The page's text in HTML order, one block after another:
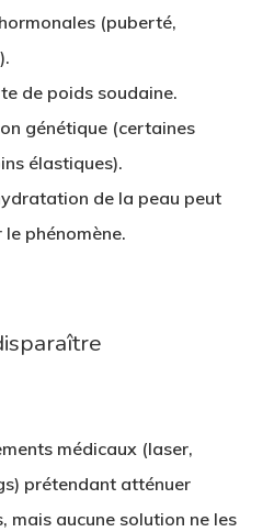
(puberté,
de poids soudaine.
génétique (certaines
élastiques).
de la peau peut
phénomène.
médicaux (laser,
prétendant atténuer
mais aucune solution ne les